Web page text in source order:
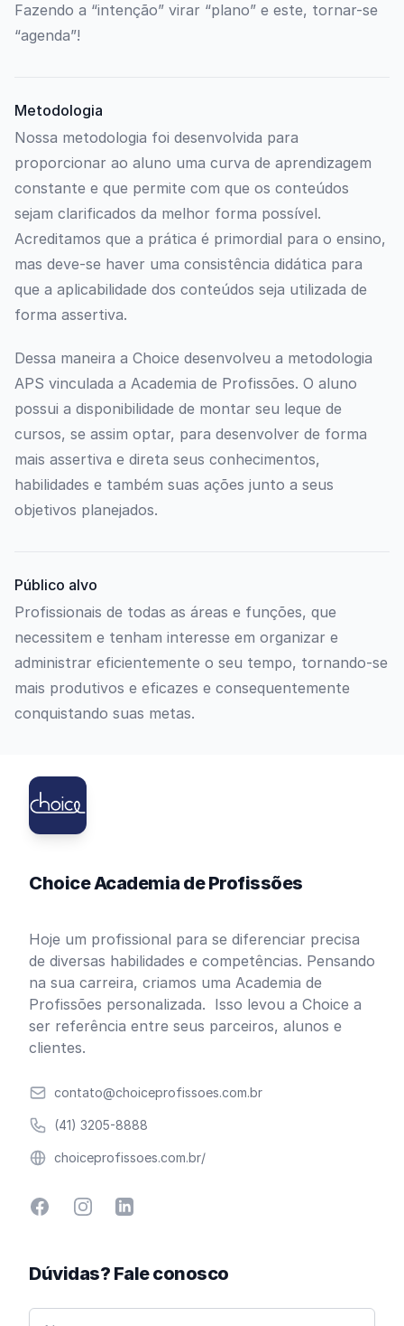
Fazendo a “intenção” virar “plano” e este, tornar-se
“agenda”!
Metodologia
Nossa metodologia foi desenvolvida para
proporcionar ao aluno uma curva de aprendizagem
constante e que permite com que os conteúdos
sejam clarificados da melhor forma possível.
Acreditamos que a prática é primordial para o ensino,
mas deve-se haver uma consistência didática para
que a aplicabilidade dos conteúdos seja utilizada de
forma assertiva.
Dessa maneira a Choice desenvolveu a metodologia
APS vinculada a Academia de Profissões. O aluno
possui a disponibilidade de montar seu leque de
cursos, se assim optar, para desenvolver de forma
mais assertiva e direta seus conhecimentos,
habilidades e também suas ações junto a seus
objetivos planejados.
Público alvo
Profissionais de todas as áreas e funções, que
necessitem e tenham interesse em organizar e
administrar eficientemente o seu tempo, tornando-se
mais produtivos e eficazes e consequentemente
conquistando suas metas.
Choice Academia de Profissões
Hoje um profissional para se diferenciar precisa
de diversas habilidades e competências. Pensando
na sua carreira, criamos uma Academia de
Profissões personalizada. Isso levou a Choice a
ser referência entre seus parceiros, alunos e
clientes.
Emailcontato@choiceprofissoes.com.br
Telefone(41) 3205-8888
Websitechoiceprofissoes.com.br/
FacebookInstagramLinkedin
Dúvidas? Fale conosco